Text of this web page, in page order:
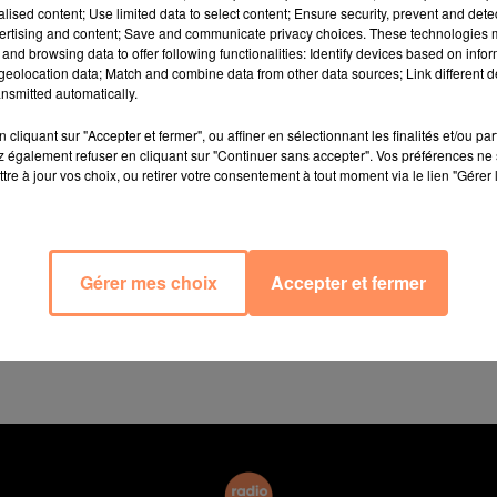
lundi 1er juillet, au moins 150 bouteilles de vins
du XVIIè arrondissement de Paris installé près de
spécialisé. Le ou les malfaiteurs sont entrés dans la
“trou d’environ 50 cm de diamètre”. Ils ont
crus provenant notamment des domaines Petrus
judiciaire de Paris a été saisie de m’enquête.
d’une valeur totale de près de 700.000 euros avaient
La cible, une boutique de luxe parisienne, vendait
content; Use limited data to select content; Ensure security, prevent and
and content; Save and communicate privacy choices. These technologies
browsing data to offer following functionalities: Identify devices based on
data; Match and combine data from other data sources; Link different
automatically.
cliquant sur "Accepter et fermer", ou affiner en sélectionnant les finalités et/ou
également refuser en cliquant sur "Continuer sans accepter". Vos préférences
à jour vos choix, ou retirer votre consentement à tout moment via le lien
Gérer mes choix Accepter et fermer